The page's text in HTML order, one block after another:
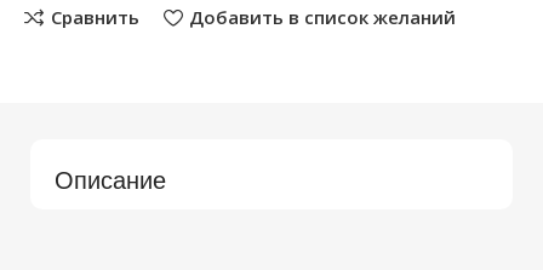
Сравнить Добавить в список желаний
Описание